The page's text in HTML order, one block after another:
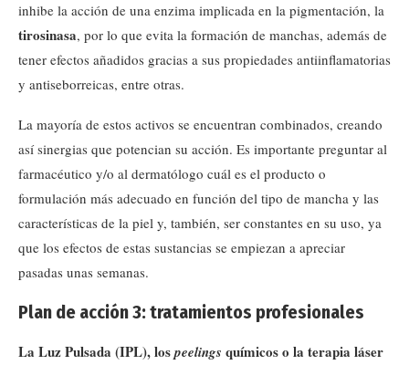
inhibe la acción de una enzima implicada en la pigmentación, la
tirosinasa, por lo que evita la formación de manchas, además de
tener efectos añadidos gracias a sus propiedades antiinflamatorias
y antiseborreicas, entre otras.
La mayoría de estos activos se encuentran combinados, creando
así sinergias que potencian su acción. Es importante preguntar al
farmacéutico y/o al dermatólogo cuál es el producto o
formulación más adecuado en función del tipo de mancha y las
características de la piel y, también, ser constantes en su uso, ya
que los efectos de estas sustancias se empiezan a apreciar
pasadas unas semanas.
Plan de acción 3: tratamientos profesionales
La Luz Pulsada (IPL), lospeelings químicos o la terapia láser